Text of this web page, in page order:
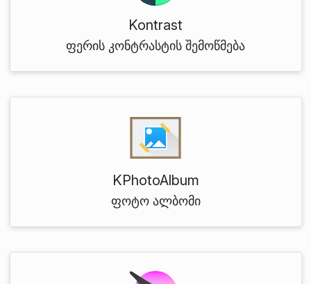
Kontrast
ფერის კონტრასტის შემოწმება
KPhotoAlbum
ფოტო ალბომი